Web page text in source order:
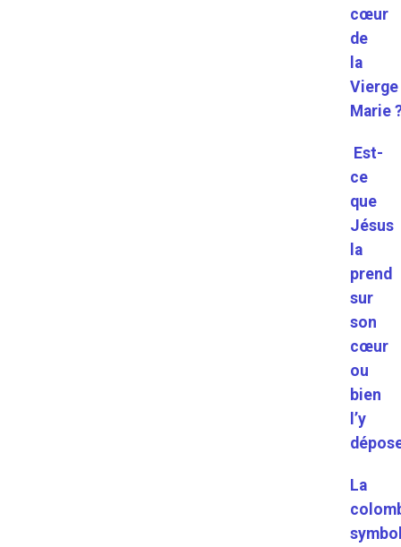
cœur
de
la
Vierge
Marie
Est-
ce
que
Jésus
la
prend
sur
son
cœur
ou
bien
l’y
La